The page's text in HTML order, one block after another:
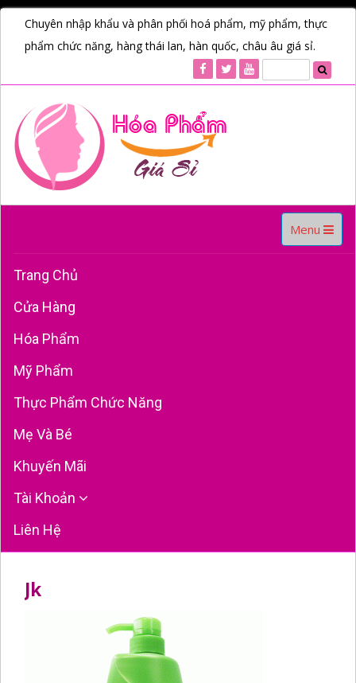
Chuyên nhập khẩu và phân phối hoá phẩm, mỹ phẩm, thực
phẩm chức năng, hàng thái lan, hàn quốc, châu âu giá sỉ.
Toggle
navigation
Menu
Trang Chủ
Cửa Hàng
Hóa Phẩm
Mỹ Phẩm
Thực Phẩm Chức Năng
Mẹ Và Bé
Khuyến Mãi
Tài Khoản
Liên Hệ
Jk